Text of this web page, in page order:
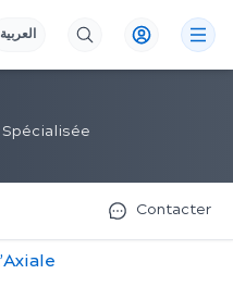
العربية
Contacter